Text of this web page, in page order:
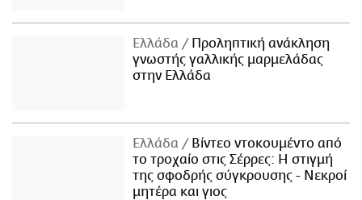
Ελλάδα
Προληπτική ανάκληση
γνωστής γαλλικής μαρμελάδας
στην Ελλάδα
Ελλάδα
Βίντεο ντοκουμέντο από
το τροχαίο στις Σέρρες: Η στιγμή
της σφοδρής σύγκρουσης - Νεκροί
μητέρα και γιος